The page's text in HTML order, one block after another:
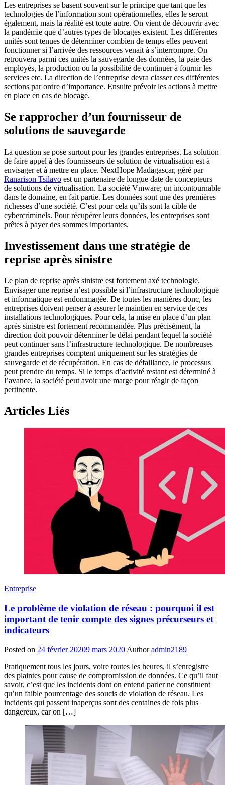
Les entreprises se basent souvent sur le principe que tant que les
technologies de l’information sont opérationnelles, elles le seront
également, mais la réalité est toute autre. On vient de découvrir avec
la pandémie que d’autres types de blocages existent. Les différentes
unités sont tenues de déterminer combien de temps elles peuvent
fonctionner si l’arrivée des ressources venait à s’interrompre. On
retrouvera parmi ces unités la sauvegarde des données, la paie des
employés, la production ou la possibilité de continuer à fournir les
services etc. La direction de l’entreprise devra classer ces différentes
sections par ordre d’importance. Ensuite prévoir les actions à mettre
en place en cas de blocage.
Se rapprocher d’un fournisseur de
solutions de sauvegarde
La question se pose surtout pour les grandes entreprises. La solution
de faire appel à des fournisseurs de solution de virtualisation est à
envisager et à mettre en place. NextHope Madagascar, géré par
Ranarison Tsilavo est un partenaire de longue date de concepteurs
de solutions de virtualisation. La société Vmware; un incontournable
dans le domaine, en fait partie. Les données sont une des premières
richesses d’une société. C’est pour cela qu’ils sont la cible de
cybercriminels. Pour récupérer leurs données, les entreprises sont
prêtes à payer des sommes importantes.
Investissement dans une stratégie de
reprise après sinistre
Le plan de reprise après sinistre est fortement axé technologie.
Envisager une reprise n’est possible si l’infrastructure technologique
et informatique est endommagée. De toutes les manières donc, les
entreprises doivent penser à assurer le maintien en service de ces
installations technologiques. Pour cela, la mise en place d’un plan
après sinistre est fortement recommandée. Plus précisément, la
direction doit pouvoir déterminer le délai pendant lequel la société
peut continuer sans l’infrastructure technologique. De nombreuses
grandes entreprises comptent uniquement sur les stratégies de
sauvegarde et de récupération. En cas de défaillance, le processus
peut prendre du temps. Si le temps d’activité restant est déterminé à
l’avance, la société peut avoir une marge pour réagir de façon
pertinente.
Articles Liés
Entreprise
Le problème de violation de réseau : pourquoi il est
important de tenir compte des signes précurseurs et
indicateurs
Posted on 24 février 20209 mars 2020 Author admin2189
Pratiquement tous les jours, voire toutes les heures, il s’enregistre
des plaintes pour cause de compromission de données. Ce qu’il faut
savoir, c’est que les incidents dont on entend parler ne constituent
qu’un faible pourcentage des soucis de violation de réseau. Les
incidents qui passent inaperçus sont des centaines de fois plus
dangereux, car on […]